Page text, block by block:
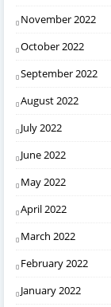
November 2022
October 2022
September 2022
August 2022
July 2022
June 2022
May 2022
April 2022
March 2022
February 2022
January 2022